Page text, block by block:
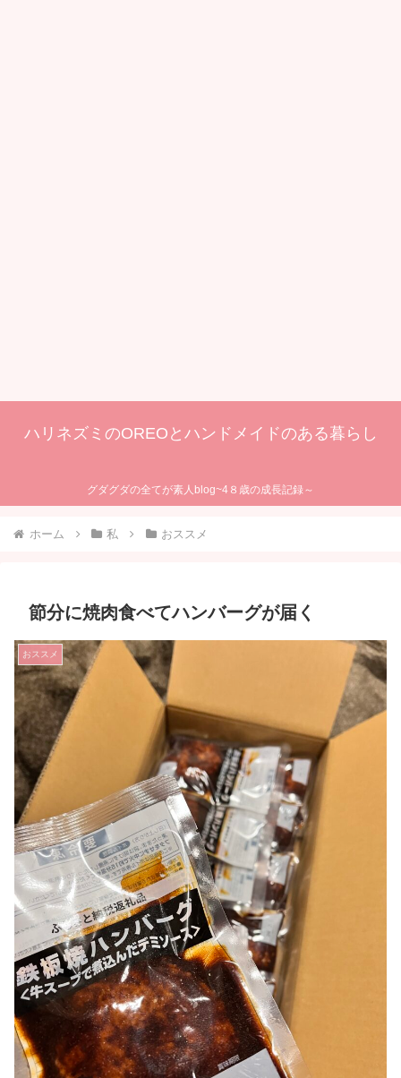
ハリネズミのOREOとハンドメイドのある暮らし
グダグダの全てが素人blog~4８歳の成長記録～
ホーム 私 おススメ
節分に焼肉食べてハンバーグが届く
おススメ